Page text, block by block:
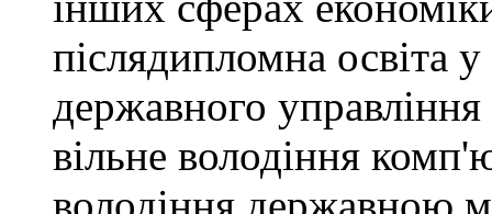
післядипломна освіта
державного управління
вільне володіння
володіння державною